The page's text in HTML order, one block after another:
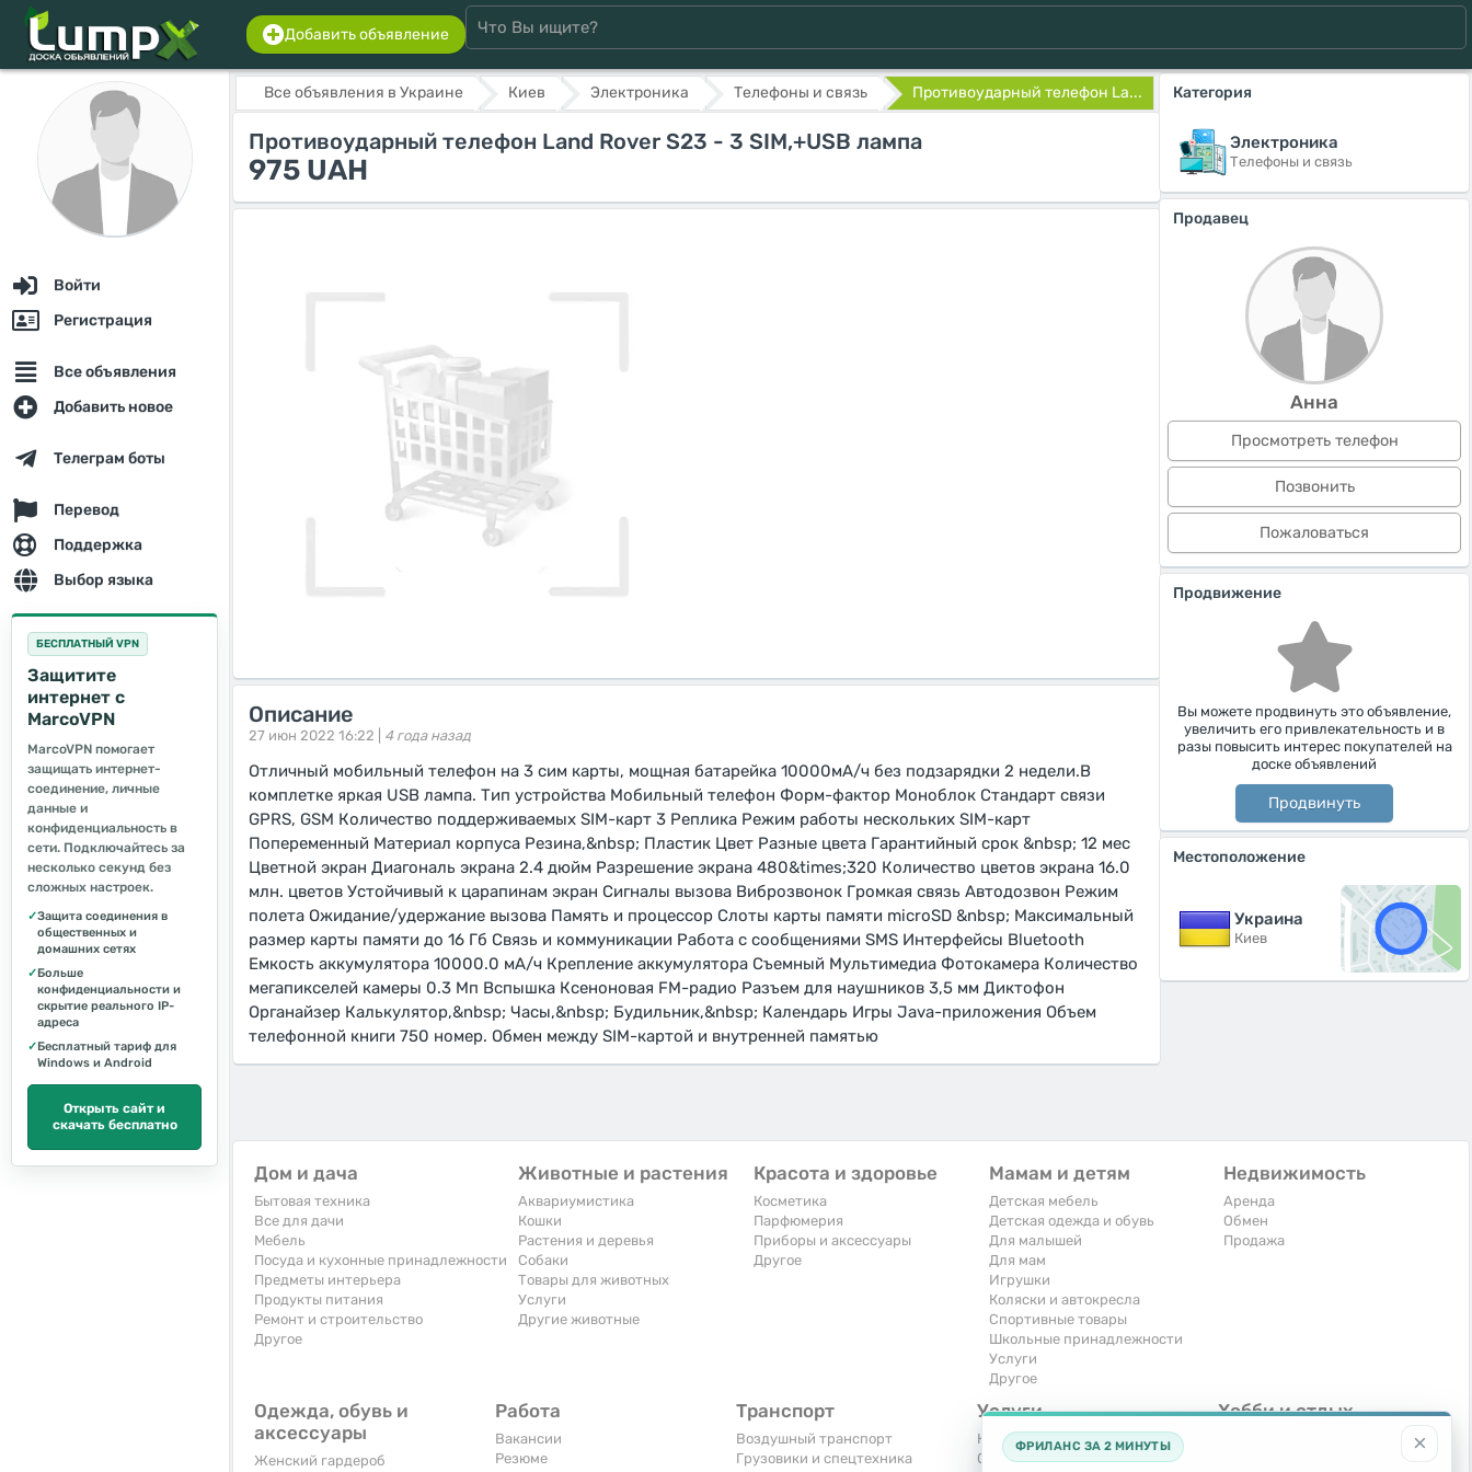
Добавить объявление
Войти
Регистрация
Все объявления
Добавить новое
Телеграм боты
Перевод
Поддержка
Выбор языка
БЕСПЛАТНЫЙ VPN
Защитите
интернет с
MarcoVPN
MarcoVPN помогает
защищать интернет-
соединение, личные
данные и
конфиденциальность в
сети. Подключайтесь за
несколько секунд без
сложных настроек.
✓Защита соединения в
общественных и
домашних сетях
✓Больше
конфиденциальности и
скрытие реального IP-
адреса
✓Бесплатный тариф для
Windows и Android
Открыть сайт и
скачать бесплатно
Все объявления в Украине Киев Электроника Телефоны и связь Противоударный телефон La...
Противоударный телефон Land Rover S23 - 3 SIM,+USB лампа
975 UAH
Описание
27 июн 2022 16:22 | 4 года назад
Отличный мобильный телефон на 3 сим карты, мощная батарейка 10000мА/ч без подзарядки 2 недели.В
комплетке яркая USB лампа. Тип устройства Мобильный телефон Форм-фактор Моноблок Стандарт связи
GPRS, GSM Количество поддерживаемых SIM-карт 3 Реплика Режим работы нескольких SIM-карт
Попеременный Материал корпуса Резина,&nbsp; Пластик Цвет Разные цвета Гарантийный срок &nbsp; 12 мес
Цветной экран Диагональ экрана 2.4 дюйм Разрешение экрана 480&times;320 Количество цветов экрана 16.0
млн. цветов Устойчивый к царапинам экран Сигналы вызова Виброзвонок Громкая связь Автодозвон Режим
полета Ожидание/удержание вызова Память и процессор Слоты карты памяти microSD &nbsp; Максимальный
размер карты памяти до 16 Гб Связь и коммуникации Работа с сообщениями SMS Интерфейсы Bluetooth
Емкость аккумулятора 10000.0 мА/ч Крепление аккумулятора Съемный Мультимедиа Фотокамера Количество
мегапикселей камеры 0.3 Мп Вспышка Ксеноновая FM-радио Разъем для наушников 3,5 мм Диктофон
Органайзер Калькулятор,&nbsp; Часы,&nbsp; Будильник,&nbsp; Календарь Игры Java-приложения Объем
телефонной книги 750 номер. Обмен между SIM-картой и внутренней памятью
Категория
Электроника
Телефоны и связь
Продавец
Анна
Просмотреть телефон
Позвонить
Пожаловаться
Продвижение
Вы можете продвинуть это объявление,
увеличить его привлекательность и в
разы повысить интерес покупателей на
доске объявлений
Продвинуть
Местоположение
Украина
Киев
Дом и дача
Бытовая техника
Все для дачи
Мебель
Посуда и кухонные принадлежности
Предметы интерьера
Продукты питания
Ремонт и строительство
Другое
Животные и растения
Аквариумистика
Кошки
Растения и деревья
Собаки
Товары для животных
Услуги
Другие животные
Красота и здоровье
Косметика
Парфюмерия
Приборы и аксессуары
Другое
Мамам и детям
Детская мебель
Детская одежда и обувь
Для малышей
Для мам
Игрушки
Коляски и автокресла
Спортивные товары
Школьные принадлежности
Услуги
Другое
Недвижимость
Аренда
Обмен
Продажа
Одежда, обувь и
аксессуары
Женский гардероб
Работа
Вакансии
Резюме
Транспорт
Воздушный транспорт
Грузовики и спецтехника
Услуги
Компьютеры, интернет
Обучение и репетиторство
Хобби и отдых
×
ФРИЛАНС ЗА 2 МИНУТЫ